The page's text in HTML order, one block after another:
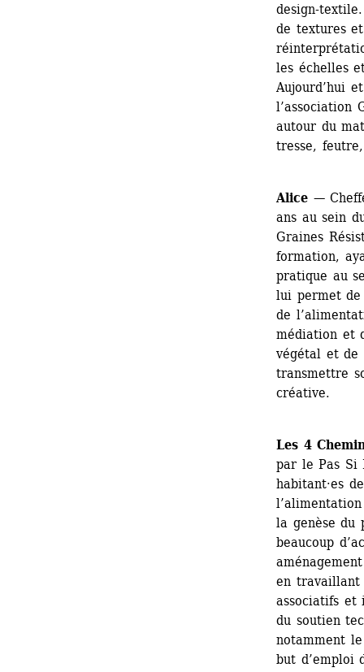
design-
de textures
les échelles
Aujourd’hui
l’association
autour du
tresse,
Alice —
ans au sein
Graines
formation,
pratique au
lui permet
de
médiation et
végétal et de
transmettre
créative.
Les 4
par le Pas Si
habitant·es
la genèse du
beaucoup
en travaillant
associatifs et
du soutien
notamment
but d’emploi